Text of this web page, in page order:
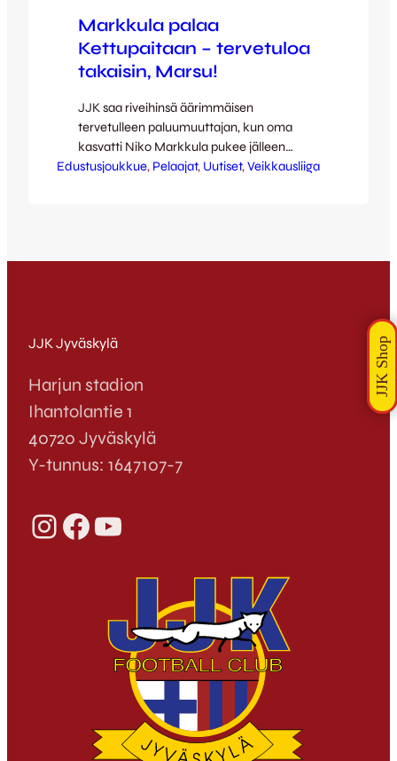
Markkula palaa
Kettupaitaan – tervetuloa
takaisin, Marsu!
JJK saa riveihinsä äärimmäisen
tervetulleen paluumuuttajan, kun oma
kasvatti Niko Markkula pukee jälleen
päälleen Kettupaidan loppukauden ajaksi.
yhteisymmärryksessä sopimuksensa
odotella ensimmäistä kertaa
Jaroa vastaan…
Edustusjoukkue, Pelaajat, Uutiset, Veikkausliiga
JJK Jyväskylä
Harjun stadion
Ihantolantie 1
40720 Jyväskylä
Y-tunnus: 1647107-7
InstagramFacebook YouTube